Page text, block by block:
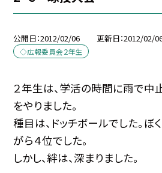
公開日 2012/02/06 更新日 2012/02/
◇広報委員会２年生
２年生は、学活の時間に雨で中
をやりました。
種目は、ドッチボールでした。
がら４位でした。
しかし、絆は、深まりました。